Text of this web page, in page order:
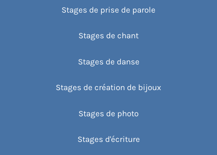
Stages de prise de parole
Stages de chant
Stages de danse
Stages de création de bijoux
Stages de photo
Stages d'écriture